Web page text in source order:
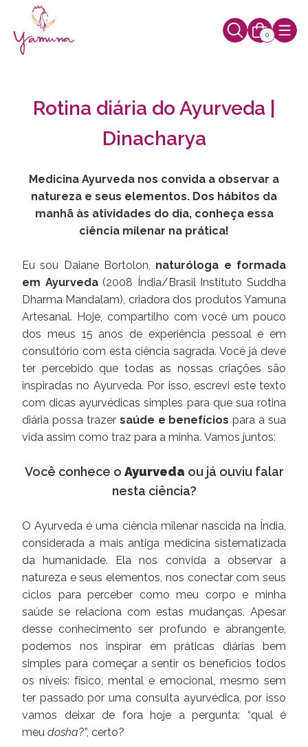
0
Rotina diária do Ayurveda |
Dinacharya
Medicina Ayurveda nos convida a observar a
natureza e seus elementos. Dos hábitos da
manhã às atividades do dia, conheça essa
ciência milenar na prática!
Eu sou Daiane Bortolon, naturóloga e formada
em Ayurveda(2008 Índia/Brasil Instituto Suddha
Dharma Mandalam), criadora dos produtos Yamuna
Artesanal. Hoje, compartilho com você um pouco
dos meus 15 anos de experiência pessoal e em
consultório com esta ciência sagrada. Você já deve
ter percebido que todas as nossas criações são
inspiradas no Ayurveda. Por isso, escrevi este texto
com dicas ayurvédicas simples para que sua rotina
diária possa trazer saúde e benefíciospara a sua
vida assim como traz para a minha. Vamos juntos:
Você conhece o Ayurveda ou já ouviu falar
nesta ciência?
O Ayurveda é uma ciência milenar nascida na Índia,
considerada a mais antiga medicina sistematizada
da humanidade. Ela nos convida a observar a
natureza e seus elementos, nos conectar com seus
ciclos para perceber como meu corpo e minha
saúde se relaciona com estas mudanças. Apesar
desse conhecimento ser profundo e abrangente,
podemos nos inspirar em práticas diárias bem
simples para começar a sentir os benefícios todos
os níveis: físico, mental e emocional, mesmo sem
ter passado por uma consulta ayurvédica, por isso
vamos deixar de fora hoje a pergunta: “qual é
meu dosha?”, certo?